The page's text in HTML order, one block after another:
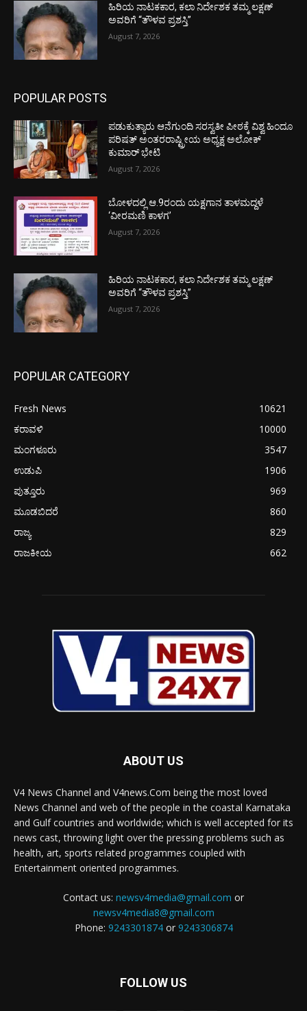
ಹಿರಿಯ ನಾಟಕಕಾರ, ಕಲಾ ನಿರ್ದೇಶಕ ತಮ್ಮ ಲಕ್ಷಣ್
ಅವರಿಗೆ “ತೌಳವ ಪ್ರಶಸ್ತಿ”
August 7, 2026
POPULAR POSTS
ಪಡುಕುತ್ಯಾರು ಆನೆಗುಂದಿ ಸರಸ್ವತೀ ಪೀಠಕ್ಕೆ ವಿಶ್ವ ಹಿಂದೂ
ಪರಿಷತ್ ಅಂತರರಾಷ್ಟ್ರೀಯ ಅಧ್ಯಕ್ಷ ಅಲೋಕ್
ಕುಮಾರ್ ಭೇಟಿ
August 7, 2026
ಬೋಳದಲ್ಲಿ ಆ.9ರಂದು ಯಕ್ಷಗಾನ ತಾಳಮದ್ದಳೆ
‘ವೀರಮಣಿ ಕಾಳಗ’
August 7, 2026
ಹಿರಿಯ ನಾಟಕಕಾರ, ಕಲಾ ನಿರ್ದೇಶಕ ತಮ್ಮ ಲಕ್ಷಣ್
ಅವರಿಗೆ “ತೌಳವ ಪ್ರಶಸ್ತಿ”
August 7, 2026
POPULAR CATEGORY
Fresh News
10621
ಕರಾವಳಿ
10000
ಮಂಗಳೂರು
3547
ಉಡುಪಿ
1906
ಪುತ್ತೂರು
969
ಮೂಡಬಿದರೆ
860
ರಾಜ್ಯ
829
ರಾಜಕೀಯ
662
ABOUT US
V4 News Channel and V4news.Com being the most loved
News Channel and web of the people in the coastal Karnataka
and Gulf countries and worldwide; which is well accepted for its
news cast, throwing light over the pressing problems such as
health, art, sports related programmes coupled with
Entertainment oriented programmes.
Contact us: newsv4media@gmail.com or
newsv4media8@gmail.com
Phone: 9243301874or 9243306874
FOLLOW US